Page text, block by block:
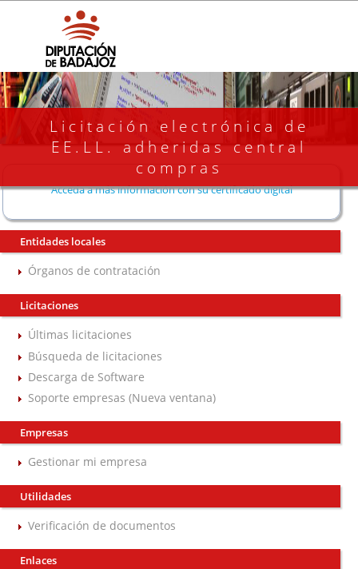
Licitación electrónica de
EE.LL. adheridas central
compras
Acceda a más información con su certificado digital
Entidades locales
Órganos de contratación
Licitaciones
Últimas licitaciones
Búsqueda de licitaciones
Descarga de Software
Soporte empresas (Nueva ventana)
Empresas
Gestionar mi empresa
Utilidades
Verificación de documentos
Enlaces